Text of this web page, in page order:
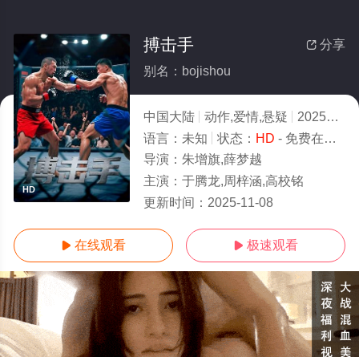
HD
 分享
搏击手
别名：bojishou
中国大陆 动作,爱情,悬疑 2025
7.0
语言： 未知 状态： HD - 免费在线观看
导演： 朱增旗,薛梦越
主演： 于腾龙,周梓涵,高校铭
更新时间： 2025-11-08
 在线观看  极速观看